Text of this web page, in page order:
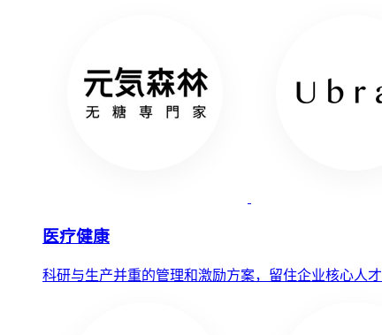
医疗健康
科研与生产并重的管理和激励方案，留住企业核心人才